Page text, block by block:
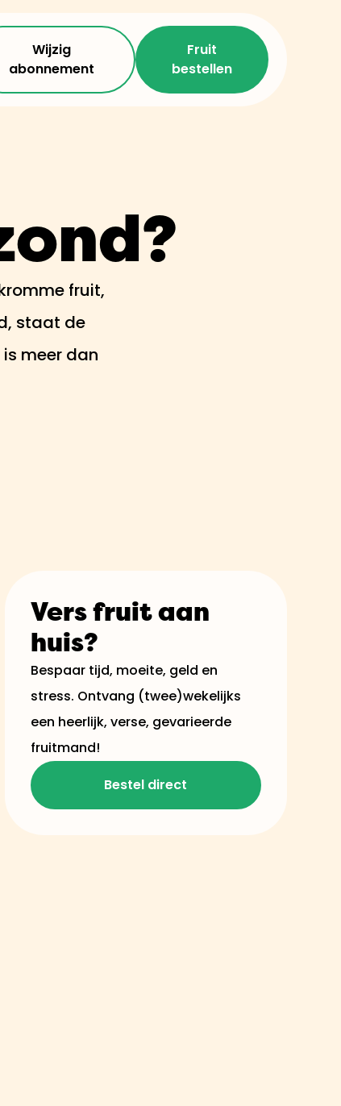
Wijzig
abonnement
Fruit
bestellen
fruit,
staat de
meer dan
Vers fruit aan
huis?
Bespaar tijd, moeite, geld en
stress. Ontvang (twee)wekelijks
een heerlijk, verse, gevarieerde
fruitmand!
Bestel direct